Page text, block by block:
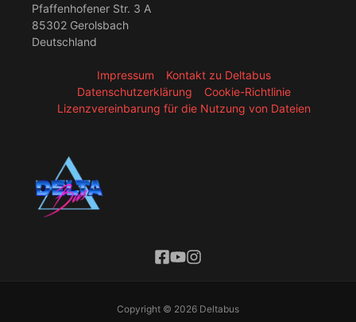
Pfaffenhofener Str. 3 A
85302 Gerolsbach
Deutschland
Impressum
Kontakt zu Deltabus
Datenschutzerklärung
Cookie-Richtlinie
Lizenzvereinbarung für die Nutzung von Dateien
Copyright © 2026 Deltabus